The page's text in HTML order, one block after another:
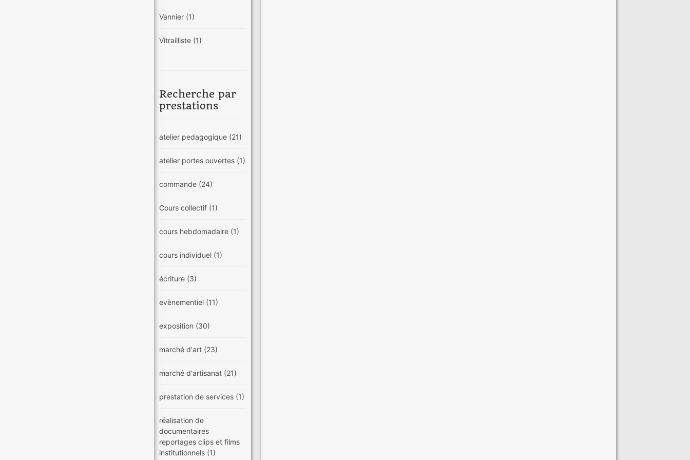
Vannier (1)
Vitrailliste (1)
Recherche par
prestations
atelier pedagogique (21)
atelier portes ouvertes (1)
commande (24)
Cours collectif (1)
cours hebdomadaire (1)
cours individuel (1)
écriture (3)
evènementiel (11)
exposition (30)
marché d'art (23)
marché d'artisanat (21)
prestation de services (1)
réalisation de
documentaires
reportages clips et films
institutionnels (1)